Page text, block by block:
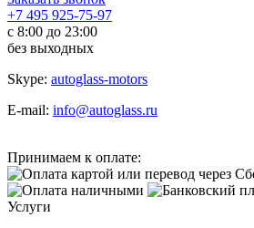
+7 495 925-75-97
с 8:00 до 23:00
без выходных
Skype: autoglass-motors
E-mail: info@autoglass.ru
Принимаем к оплате:
Услуги